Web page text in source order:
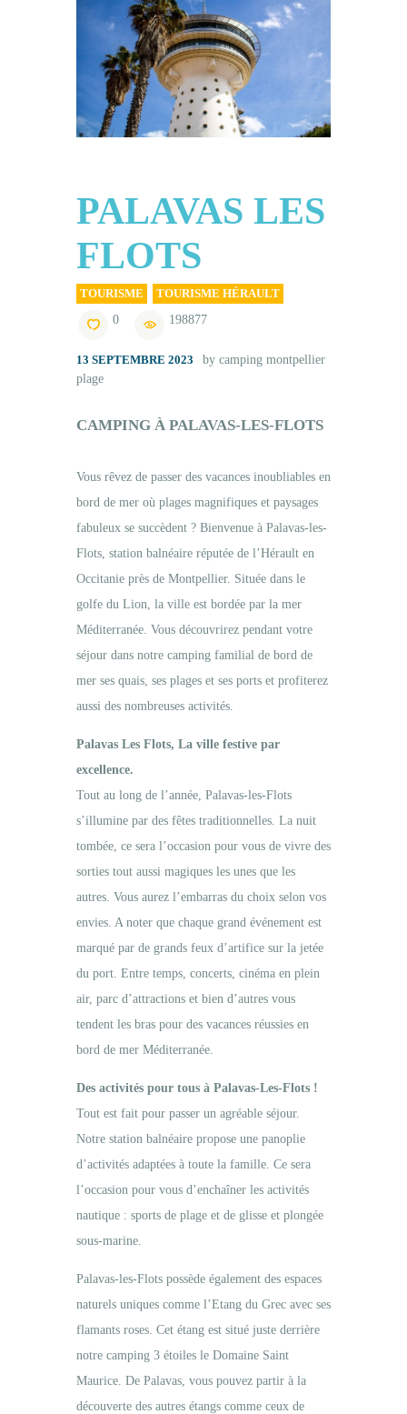
Tourisme
Contact
PALAVAS LES
FLOTS
TOURISME
TOURISME HÉRAULT
0
198877
13 SEPTEMBRE 2023
by camping montpellier
plage
CAMPING À PALAVAS-LES-FLOTS
Vous rêvez de passer des vacances inoubliables en
bord de mer où plages magnifiques et paysages
fabuleux se succèdent ? Bienvenue à Palavas-les-
Flots, station balnéaire réputée de l’Hérault en
Occitanie près de Montpellier. Située dans le
golfe du Lion, la ville est bordée par la mer
Méditerranée. Vous découvrirez pendant votre
séjour dans notre camping familial de bord de
mer ses quais, ses plages et ses ports et profiterez
aussi des nombreuses activités.
Palavas Les Flots, La ville festive par
excellence.
Tout au long de l’année, Palavas-les-Flots
s’illumine par des fêtes traditionnelles. La nuit
tombée, ce sera l’occasion pour vous de vivre des
sorties tout aussi magiques les unes que les
autres. Vous aurez l’embarras du choix selon vos
envies. A noter que chaque grand événement est
marqué par de grands feux d’artifice sur la jetée
du port. Entre temps, concerts, cinéma en plein
air, parc d’attractions et bien d’autres vous
tendent les bras pour des vacances réussies en
bord de mer Méditerranée.
Des activités pour tous à Palavas-Les-Flots !
Tout est fait pour passer un agréable séjour.
Notre station balnéaire propose une panoplie
d’activités adaptées à toute la famille. Ce sera
l’occasion pour vous d’enchaîner les activités
nautique : sports de plage et de glisse et plongée
sous-marine.
Palavas-les-Flots possède également des espaces
naturels uniques comme l’Etang du Grec avec ses
flamants roses. Cet étang est situé juste derrière
notre camping 3 étoiles le Domaine Saint
Maurice. De Palavas, vous pouvez partir à la
découverte des autres étangs comme ceux de